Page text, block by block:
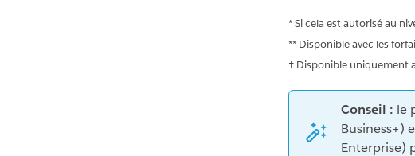
* Si cela est autorisé au
** Disponible avec les
† Disponible uniquement
Conseil : le
Business+)
Enterprise)